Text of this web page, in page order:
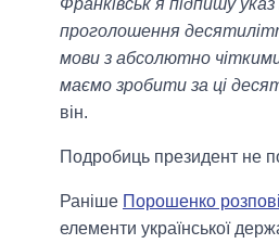
проголошення
мови з абсолютно
маємо зробити за ці
він.
Подробиць президент не
Раніше Порошенко
елементи української